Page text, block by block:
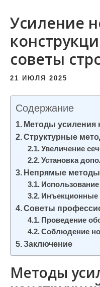
Усиление
советы
21 ИЮЛЯ 2025
Содержание
Методы усиления
Структурные
Увеличение
Установка
Непрямые методы
Советы
Проведение
Соблюдение
Заключение
Методы